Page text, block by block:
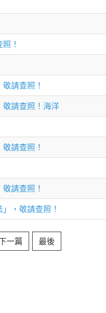
！
請查照！
敬請查照！海洋
請查照！
請查照！
，敬請查照！
一篇 最後